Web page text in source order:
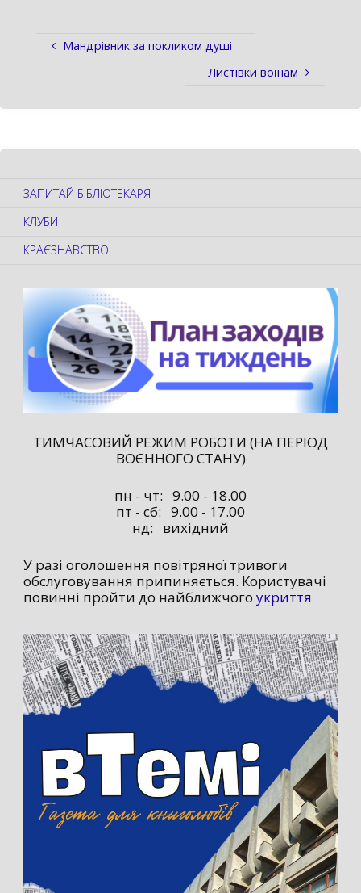
Мандрівник за покликом душі
Листівки воїнам
ЗАПИТАЙ БІБЛІОТЕКАРЯ
КЛУБИ
КРАЄЗНАВСТВО
ТИМЧАСОВИЙ РЕЖИМ РОБОТИ (НА ПЕРІОД
ВОЄННОГО СТАНУ)
пн - чт: 9.00 - 18.00
пт - сб: 9.00 - 17.00
нд: вихідний
У разі оголошення повітряної тривоги
обслуговування припиняється. Користувачі
повинні пройти до найближчого укриття